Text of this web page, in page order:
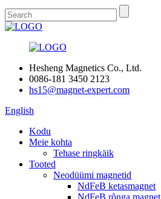
Hesheng Magnetics Co., Ltd.
0086-181 3450 2123
hs15@magnet-expert.com
English
Kodu
Meie kohta
Tehase ringkäik
Tooted
Neodüümi magnetid
NdFeB ketasmagnet
NdFeB rõnga magnet